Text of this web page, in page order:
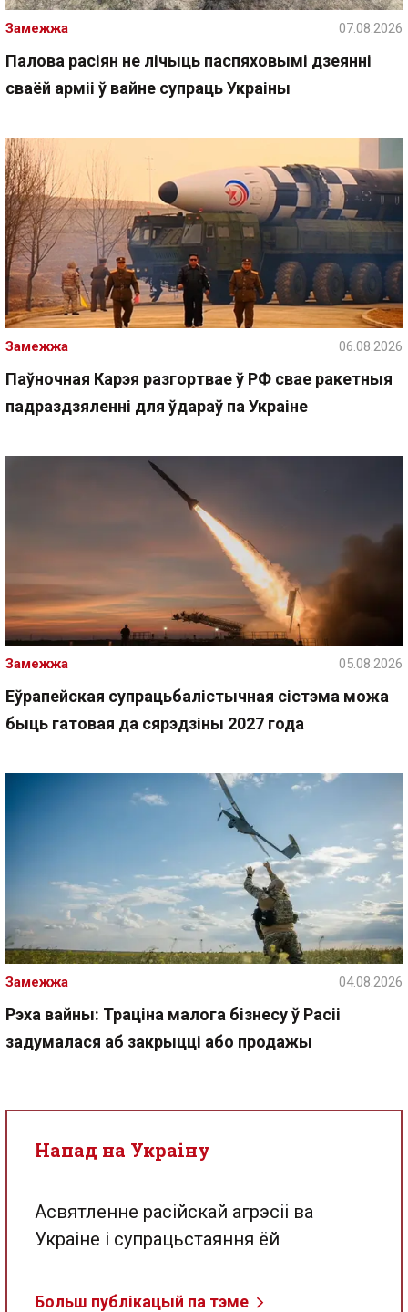
Палова расіян не лічыць паспяховымі дзеянні
сваёй арміі ў вайне супраць Украіны
Замежжа 07.08.2026
Паўночная Карэя разгортвае ў РФ свае ракетныя
падраздзяленні для ўдараў па Украіне
Замежжа 06.08.2026
Еўрапейская супрацьбалістычная сістэма можа
быць гатовая да сярэдзіны 2027 года
Замежжа 05.08.2026
Рэха вайны: Траціна малога бізнесу ў Расіі
задумалася аб закрыцці або продажы
Замежжа 04.08.2026
Напад на Украіну
Асвятленне расійскай агрэсіі ва
Украіне і супрацьстаяння ёй
Больш публікацый па тэме